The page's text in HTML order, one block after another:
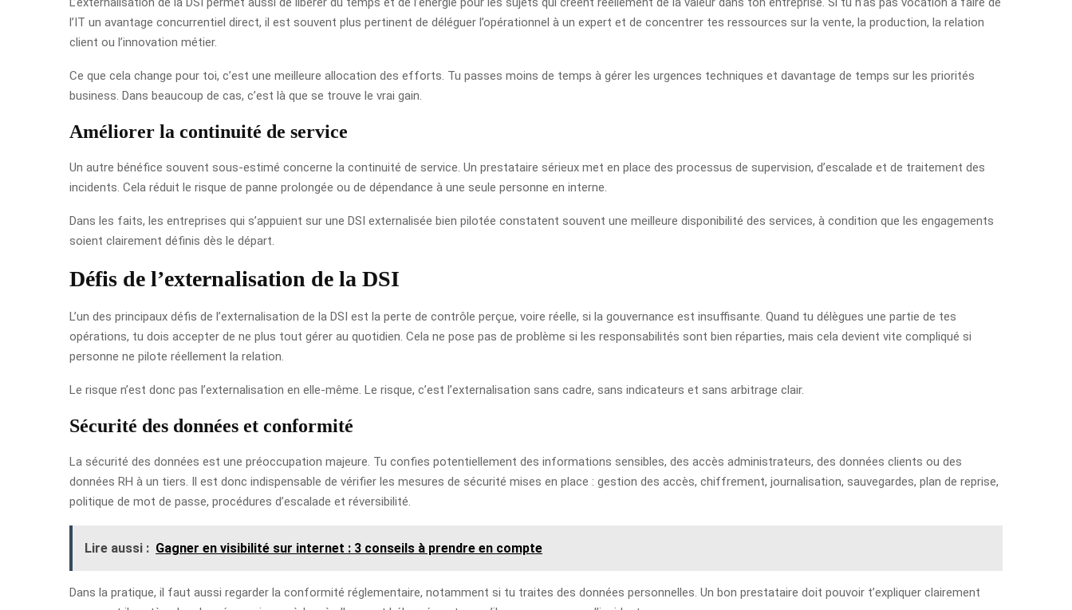
l’IT un avantage concurrentiel direct, il est souvent plus pertinent de déléguer l’opérationnel à un expert et de concentrer tes ressources sur la vente, la production, la relation
client ou l’innovation métier.
Ce que cela change pour toi, c’est une meilleure allocation des efforts. Tu passes moins de temps à gérer les urgences techniques et davantage de temps sur les priorités
business. Dans beaucoup de cas, c’est là que se trouve le vrai gain.
Améliorer la continuité de service
Un autre bénéfice souvent sous-estimé concerne la continuité de service. Un prestataire sérieux met en place des processus de supervision, d’escalade et de traitement des
incidents. Cela réduit le risque de panne prolongée ou de dépendance à une seule personne en interne.
Dans les faits, les entreprises qui s’appuient sur une DSI externalisée bien pilotée constatent souvent une meilleure disponibilité des services, à condition que les engagements
soient clairement définis dès le départ.
Défis de l’externalisation de la DSI
L’un des principaux défis de l’externalisation de la DSI est la perte de contrôle perçue, voire réelle, si la gouvernance est insuffisante. Quand tu délègues une partie de tes
opérations, tu dois accepter de ne plus tout gérer au quotidien. Cela ne pose pas de problème si les responsabilités sont bien réparties, mais cela devient vite compliqué si
personne ne pilote réellement la relation.
Le risque n’est donc pas l’externalisation en elle-même. Le risque, c’est l’externalisation sans cadre, sans indicateurs et sans arbitrage clair.
Sécurité des données et conformité
La sécurité des données est une préoccupation majeure. Tu confies potentiellement des informations sensibles, des accès administrateurs, des données clients ou des
données RH à un tiers. Il est donc indispensable de vérifier les mesures de sécurité mises en place : gestion des accès, chiffrement, journalisation, sauvegardes, plan de reprise,
politique de mot de passe, procédures d’escalade et réversibilité.
Lire aussi : Gagner en visibilité sur internet : 3 conseils à prendre en compte
Dans la pratique, il faut aussi regarder la conformité réglementaire, notamment si tu traites des données personnelles. Un bon prestataire doit pouvoir t’expliquer clairement